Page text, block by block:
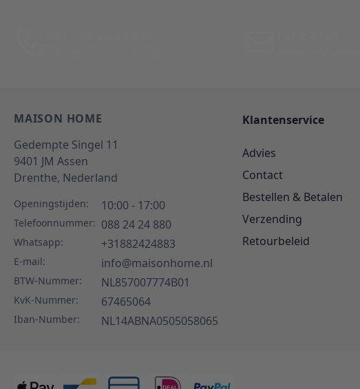
MAISON HOME
Gedempte Singel 11
9401 JM Assen
Drenthe, Nederland
Openingstijden: 10:00 - 17:00
Telefoonnummer: 088 24 24 880
Whatsapp: +31882424883
E-mail: info@maisonhome.nl
BTW-Nummer: NL857007774B01
KvK-Nummer: 67465064
Iban-Number: NL14ABNA0505058065
Klantenservice
Advies
Contact
Bestellen & Betalen
Verzending
Retourbeleid